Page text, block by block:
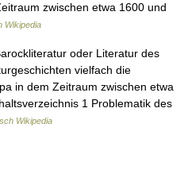
zwischen etwa 1600 und
Wikipedia
oder Literatur des
vielfach die
in dem Zeitraum zwischen etwa
1 Problematik des
Wikipedia